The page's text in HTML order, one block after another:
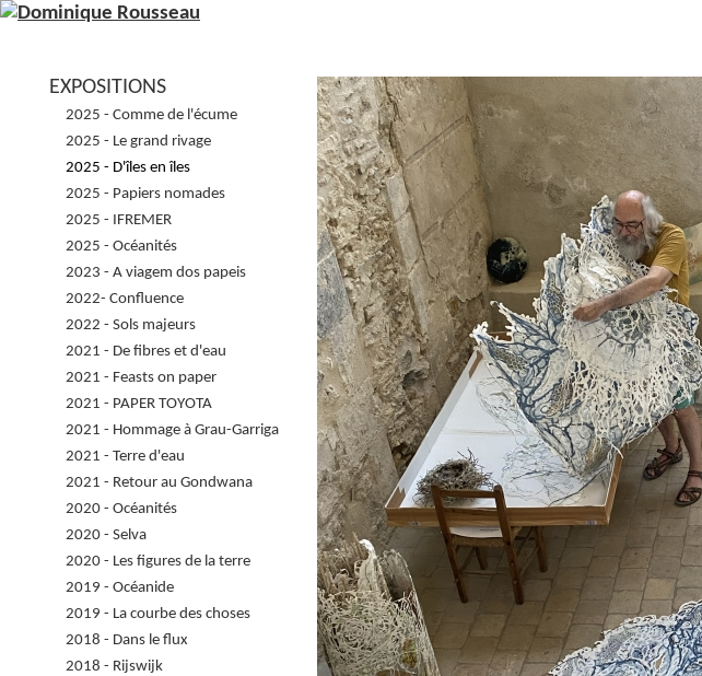
EXPOSITIONS
2025 - Comme de l'écume
2025 - Le grand rivage
2025 - D'îles en îles
2025 - Papiers nomades
2025 - IFREMER
2025 - Océanités
2023 - A viagem dos papeis
2022- Confluence
2022 - Sols majeurs
2021 - De fibres et d'eau
2021 - Feasts on paper
2021 - PAPER TOYOTA
2021 - Hommage à Grau-Garriga
2021 - Terre d'eau
2021 - Retour au Gondwana
2020 - Océanités
2020 - Selva
2020 - Les figures de la terre
2019 - Océanide
2019 - La courbe des choses
2018 - Dans le flux
2018 - Rijswijk